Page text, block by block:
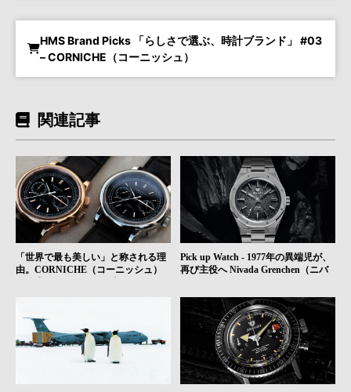
HMS Brand Picks 「らしさで選ぶ、時計ブランド」 #03
– CORNICHE（コーニッシュ）
関連記事
「世界で最も美しい」と称される理
由。CORNICHE（コーニッシュ）
Pick up Watch - 1977年の異端児が、
再び主役へ Nivada Grenchen（ニバ
レーテッドスポーツウォッチという